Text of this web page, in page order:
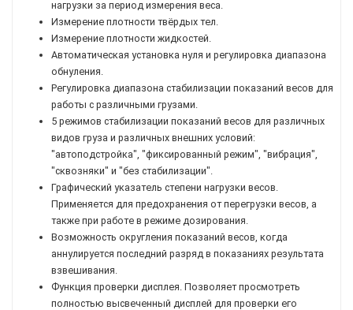
нагрузки за период измерения веса.
Измерение плотности твёрдых тел.
Измерение плотности жидкостей.
Автоматическая установка нуля и регулировка диапазона
обнуления.
Регулировка диапазона стабилизации показаний весов для
работы с различными грузами.
5 режимов стабилизации показаний весов для различных
видов груза и различных внешних условий:
"автоподстройка", "фиксированный режим", "вибрация",
"сквозняки" и "без стабилизации".
Графический указатель степени нагрузки весов.
Применяется для предохранения от перегрузки весов, а
также при работе в режиме дозирования.
Возможность округления показаний весов, когда
аннулируется последний разряд в показаниях результата
взвешивания.
Функция проверки дисплея. Позволяет просмотреть
полностью высвеченный дисплей для проверки его